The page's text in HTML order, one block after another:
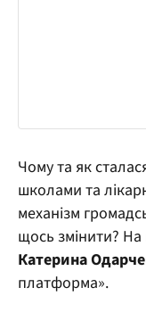
Чому та як
школами та
механізм
щось змінити? На
Катерина
платформа».